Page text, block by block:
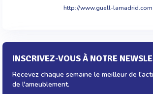
http://www.guell-lamadrid.com
INSCRIVEZ-VOUS À NOTRE
Recevez chaque semaine le meilleur de
de l'ameublement.